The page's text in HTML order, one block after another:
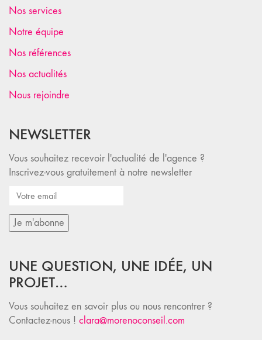
Nos services
Notre équipe
Nos références
Nos actualités
Nous rejoindre
NEWSLETTER
Vous souhaitez recevoir l'actualité de l'agence ?
Inscrivez-vous gratuitement à notre newsletter
UNE QUESTION, UNE IDÉE, UN
PROJET…
Vous souhaitez en savoir plus ou nous rencontrer ?
Contactez-nous ! clara@morenoconseil.com